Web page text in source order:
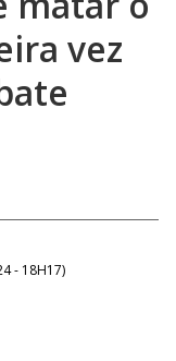
vez
- 18H17)